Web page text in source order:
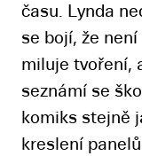
času. Lynda
se bojí, že
miluje tvoření,
seznámí se
komiks stejně
kreslení